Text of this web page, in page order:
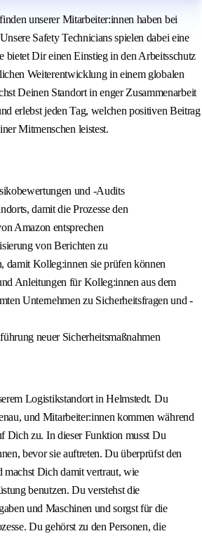
unserer Mitarbeiter:innen haben bei
Safety Technicians spielen dabei eine
bietet Dir einen Einstieg in den Arbeitsschutz
Weiterentwicklung in einem globalen
Deinen Standort in enger Zusammenarbeit
erlebst jeden Tag, welchen positiven Beitrag
Mitmenschen leistest.
und -Audits
damit die Prozesse den
Amazon entsprechen
von Berichten zu
damit Kolleg:innen sie prüfen können
Anleitungen für Kolleg:innen aus dem
Unternehmen zu Sicherheitsfragen und -
neuer Sicherheitsmaßnahmen
Logistikstandort in Helmstedt. Du
und Mitarbeiter:innen kommen während
Dich zu. In dieser Funktion musst Du
bevor sie auftreten. Du überprüfst den
machst Dich damit vertraut, wie
benutzen. Du verstehst die
und Maschinen und sorgst für die
Du gehörst zu den Personen, die